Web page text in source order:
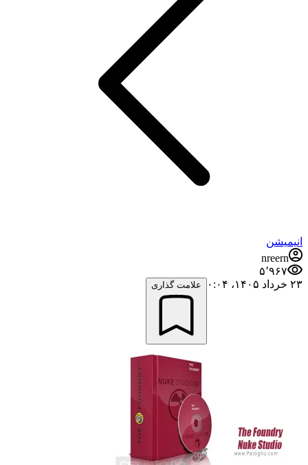
انیمیشن
nreern
۵٬۹۶۷
۲۳ خرداد ۱۴۰۵،‏ ۰:۰۴
علامت گذاری